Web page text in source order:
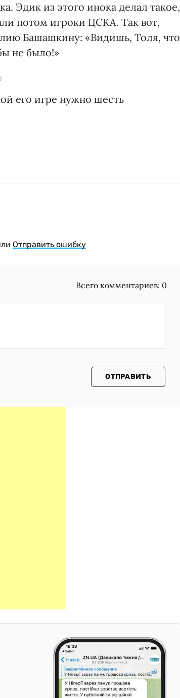
Эдик из этого инока делал такое,
потом игроки ЦСКА. Так вот,
Башашкину: «Видишь, Толя, что
не было!»
его игре нужно шесть
Отправить ошибку
Всего комментариев: 0
ОТПРАВИТЬ